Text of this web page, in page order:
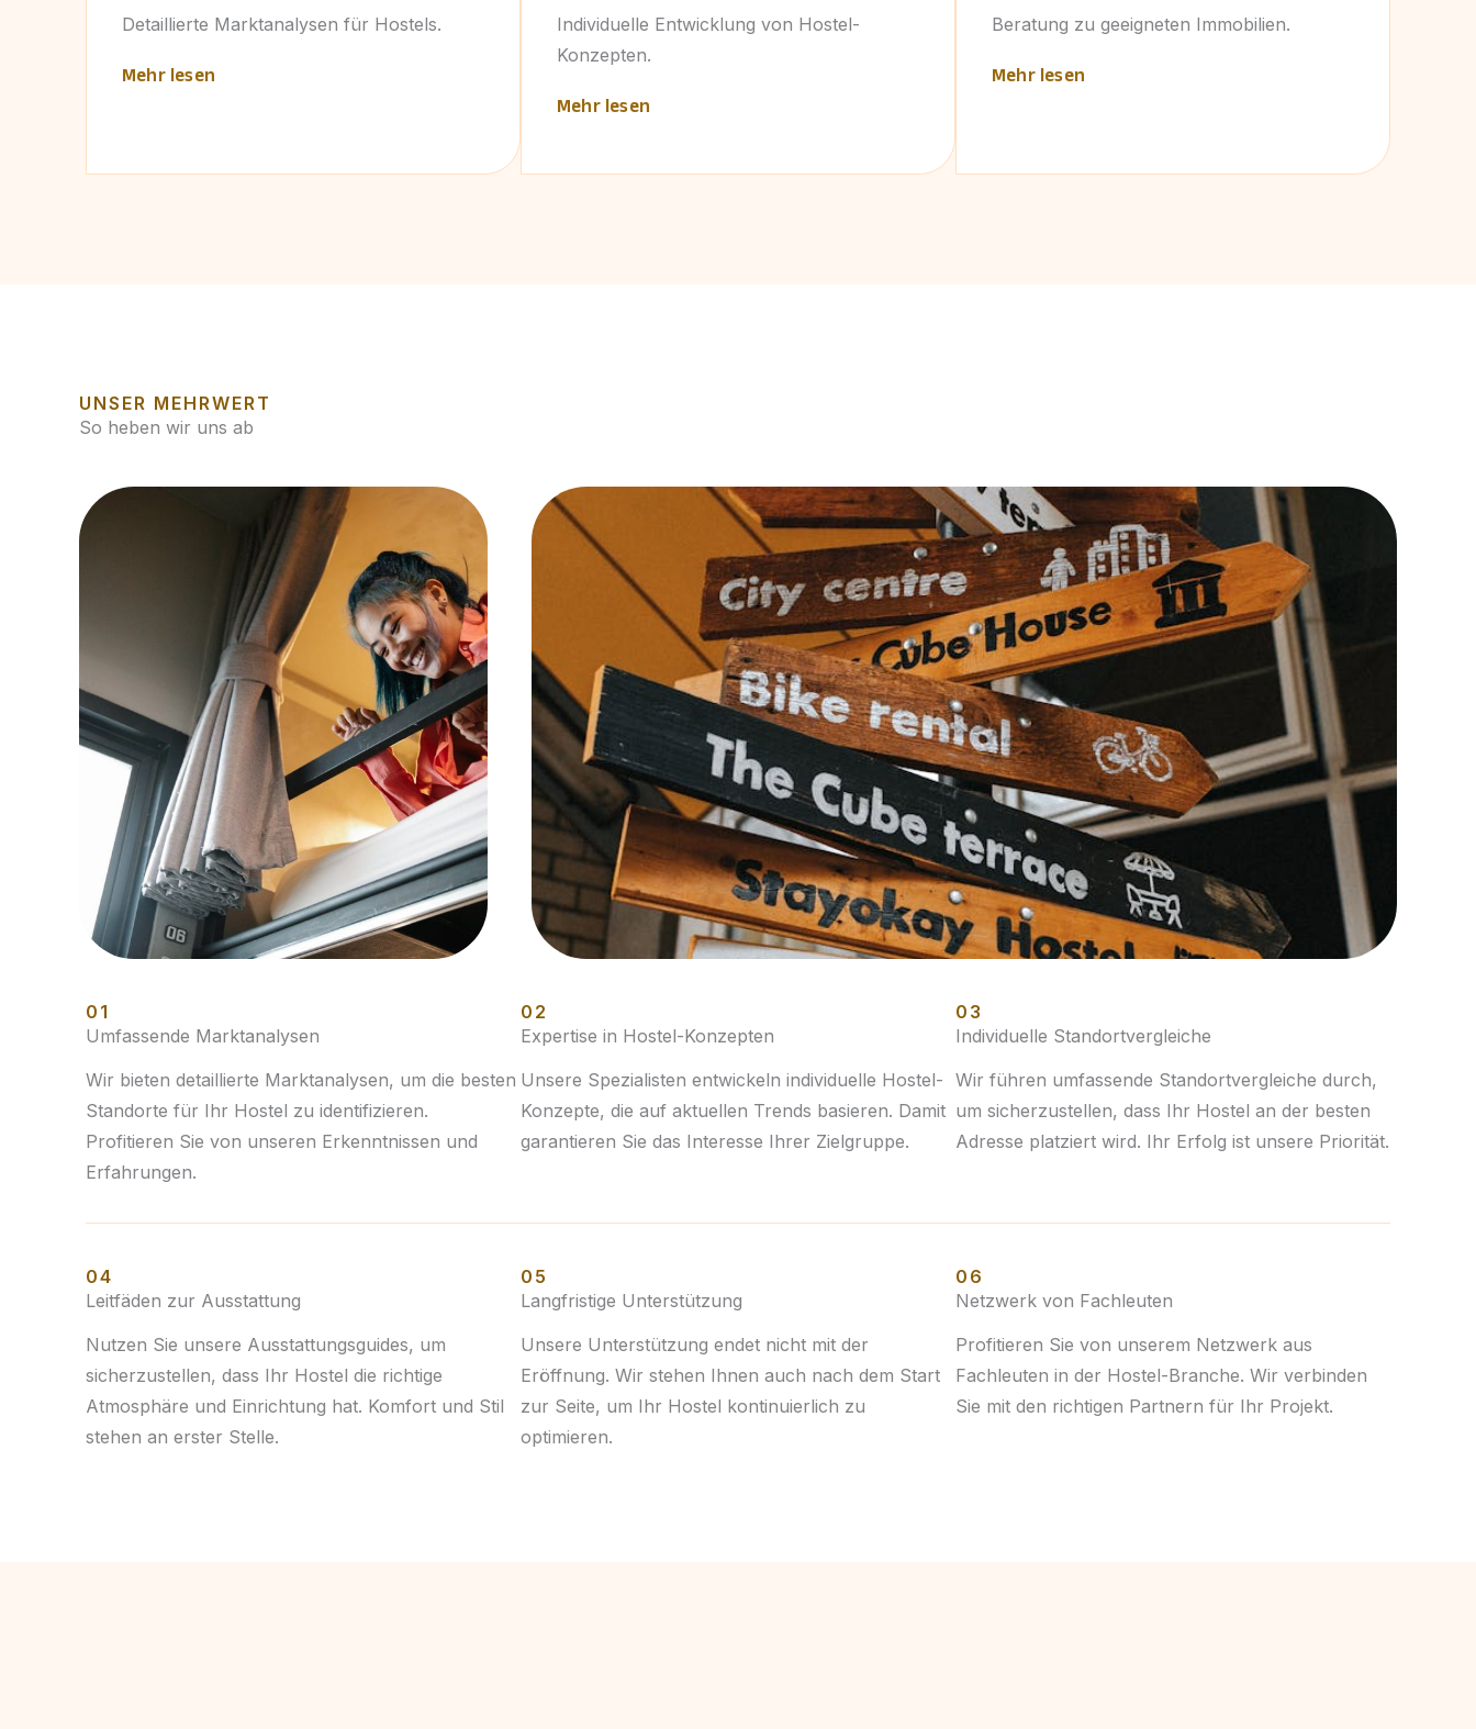
Detaillierte Marktanalysen für Hostels.
Mehr lesen
Individuelle Entwicklung von Hostel-
Konzepten.
Mehr lesen
Beratung zu geeigneten Immobilien.
Mehr lesen
UNSER MEHRWERT
So heben wir uns ab
01
Umfassende Marktanalysen
Wir bieten detaillierte Marktanalysen, um die besten
Standorte für Ihr Hostel zu identifizieren.
Profitieren Sie von unseren Erkenntnissen und
Erfahrungen.
02
Expertise in Hostel-Konzepten
Unsere Spezialisten entwickeln individuelle Hostel-
Konzepte, die auf aktuellen Trends basieren. Damit
garantieren Sie das Interesse Ihrer Zielgruppe.
03
Individuelle Standortvergleiche
Wir führen umfassende Standortvergleiche durch,
um sicherzustellen, dass Ihr Hostel an der besten
Adresse platziert wird. Ihr Erfolg ist unsere Priorität.
04
Leitfäden zur Ausstattung
Nutzen Sie unsere Ausstattungsguides, um
sicherzustellen, dass Ihr Hostel die richtige
Atmosphäre und Einrichtung hat. Komfort und Stil
stehen an erster Stelle.
05
Langfristige Unterstützung
Unsere Unterstützung endet nicht mit der
Eröffnung. Wir stehen Ihnen auch nach dem Start
zur Seite, um Ihr Hostel kontinuierlich zu
optimieren.
06
Netzwerk von Fachleuten
Profitieren Sie von unserem Netzwerk aus
Fachleuten in der Hostel-Branche. Wir verbinden
Sie mit den richtigen Partnern für Ihr Projekt.